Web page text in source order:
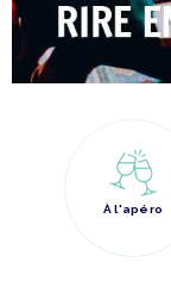
À l'apéro